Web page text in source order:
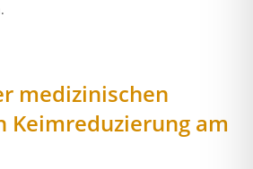
medizinischen
Keimreduzierung am